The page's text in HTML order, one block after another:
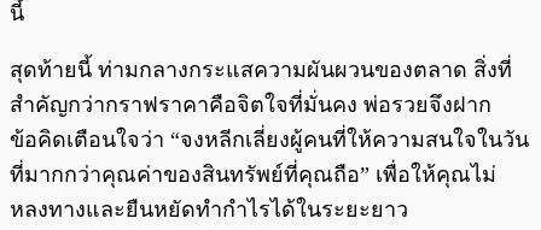
นี้
สุดท้ายนี้ ท่ามกลางกระแสความผันผวนของตลาด สิ่งที่
สำคัญกว่ากราฟราคาคือจิตใจที่มั่นคง พ่อรวยจึงฝาก
ข้อคิดเตือนใจว่า “จงหลีกเลี่ยงผู้คนที่ให้ความสนใจในวัน
ที่มากกว่าคุณค่าของสินทรัพย์ที่คุณถือ” เพื่อให้คุณไม่
หลงทางและยืนหยัดทำกำไรได้ในระยะยาว